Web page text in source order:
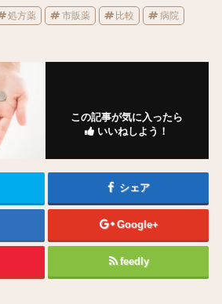
処方薬 市販薬 比較 病院
この記事が気に入ったら
いいねしよう！
シェア
Google+
feedly